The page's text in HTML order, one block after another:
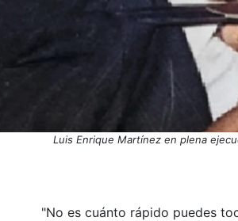
Luis Enrique Martínez en plena
"No es cuánto rápido puedes